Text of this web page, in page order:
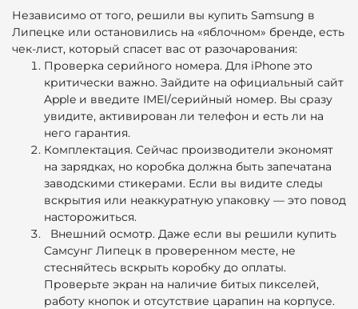
Независимо от того, решили вы купить Samsung в
Липецке или остановились на «яблочном» бренде, есть
чек-лист, который спасет вас от разочарования:
Проверка серийного номера. Для iPhone это
критически важно. Зайдите на официальный сайт
Apple и введите IMEI/серийный номер. Вы сразу
увидите, активирован ли телефон и есть ли на
него гарантия.
Комплектация. Сейчас производители экономят
на зарядках, но коробка должна быть запечатана
заводскими стикерами. Если вы видите следы
вскрытия или неаккуратную упаковку — это повод
насторожиться.
Внешний осмотр. Даже если вы решили купить
Самсунг Липецк в проверенном месте, не
стесняйтесь вскрыть коробку до оплаты.
Проверьте экран на наличие битых пикселей,
работу кнопок и отсутствие царапин на корпусе.